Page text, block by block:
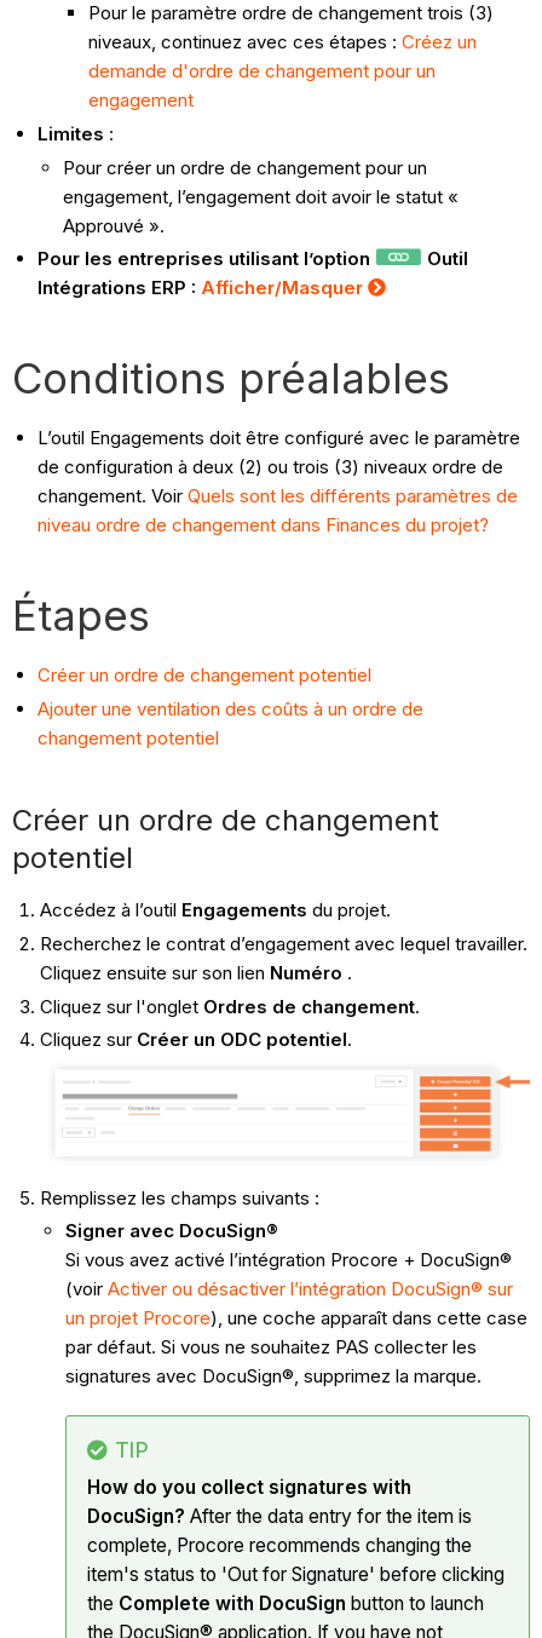
Pour le paramètre ordre de changement trois (3)
niveaux, continuez avec ces étapes :Créez un
demande d'ordre de changement pour un
engagement
Limites :
Pour créer un ordre de changement pour un
engagement, l’engagement doit avoir le statut «
Approuvé ».
Pour les entreprises utilisant l’option
Outil
Intégrations ERP : Afficher/Masquer
Conditions préalables
L’outil Engagements doit être configuré avec le paramètre
de configuration à deux (2) ou trois (3) niveaux ordre de
changement. VoirQuels sont les différents paramètres de
niveau ordre de changement dans Finances du projet?
Étapes
Créer un ordre de changement potentiel
Ajouter une ventilation des coûts à un ordre de
changement potentiel
Créer un ordre de changement
potentiel
Accédez à l’outil Engagements du projet.
Recherchez le contrat d’engagement avec lequel travailler.
Cliquez ensuite sur son lien Numéro .
Cliquez sur l'onglet Ordres de changement.
Cliquez sur Créer un ODC potentiel.
Remplissez les champs suivants :
Signer avec DocuSign®
Si vous avez activé l’intégration Procore + DocuSign®
(voir Activer ou désactiver l’intégration DocuSign® sur
un projet Procore), une coche apparaît dans cette case
par défaut. Si vous ne souhaitez PAS collecter les
signatures avec DocuSign®, supprimez la marque.
TIP
How do you collect signatures with
DocuSign? After the data entry for the item is
complete, Procore recommends changing the
item's status to 'Out for Signature' before clicking
the Complete with DocuSign button to launch
the DocuSign® application. If you have not